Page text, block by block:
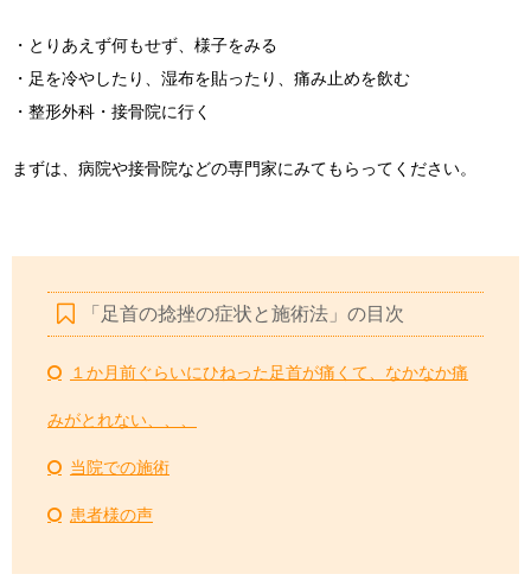
・とりあえず何もせず、様子をみる
・足を冷やしたり、湿布を貼ったり、痛み止めを飲む
・整形外科・接骨院に行く
まずは、病院や接骨院などの専門家にみてもらってください。
「足首の捻挫の症状と施術法」の目次
１か月前ぐらいにひねった足首が痛くて、なかなか痛
みがとれない、、、
当院での施術
患者様の声